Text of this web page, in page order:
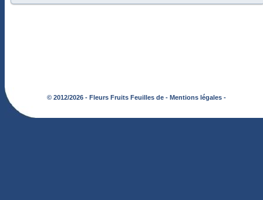
© 2012/2026 - Fleurs Fruits Feuilles de - Mentions légales -